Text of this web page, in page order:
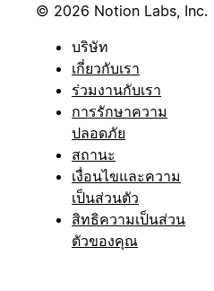
© 2026 Notion Labs, Inc.
บริษัท
เกี่ยวกับเรา
ร่วมงานกับเรา
การรักษาความ
ปลอดภัย
สถานะ
เงื่อนไขและความ
เป็นส่วนตัว
สิทธิความเป็นส่วน
ตัวของคุณ